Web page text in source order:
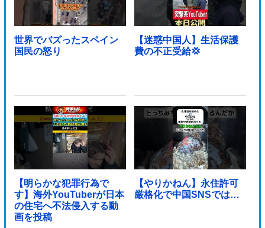
世界でバズったスペイン
国民の怒り
【迷惑中国人】生活保護
費の不正受給💢
【明らかな犯罪行為で
す】海外YouTuberが日本
の住宅へ不法侵入する動
画を投稿
【やりかねん】永住許可
厳格化で中国SNSでは…